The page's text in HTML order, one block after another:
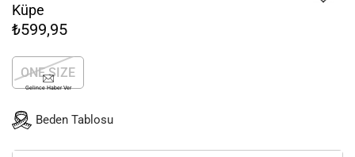
Küpe
₺599,95
ONE SIZE
Gelince Haber Ver
Beden Tablosu